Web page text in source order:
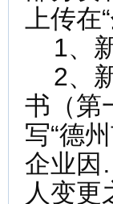
上传在“
1、
2、
书（第
写“德
企业因
人变更